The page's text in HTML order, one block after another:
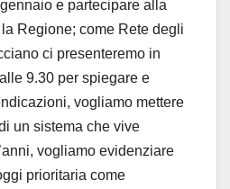
e partecipare alla
Regione; come Rete degli
ci presenteremo in
9.30 per spiegare e
vogliamo mettere
un sistema che vive
vogliamo evidenziare
prioritaria come